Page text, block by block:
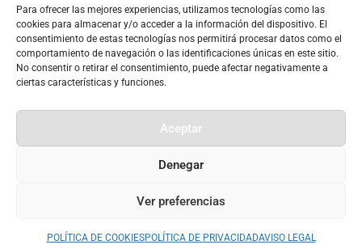
Para ofrecer las mejores experiencias, utilizamos tecnologías como las
cookies para almacenar y/o acceder a la información del dispositivo. El
consentimiento de estas tecnologías nos permitirá procesar datos como el
comportamiento de navegación o las identificaciones únicas en este sitio.
No consentir o retirar el consentimiento, puede afectar negativamente a
ciertas características y funciones.
Aceptar
Denegar
Ver preferencias
POLÍTICA DE COOKIESPOLÍTICA DE PRIVACIDADAVISO LEGAL
Cortijo Las Majadillas, una finca con visión
regenerativa 600 hectáreas.Un cortijo.Cientos de
alcornoques.60...